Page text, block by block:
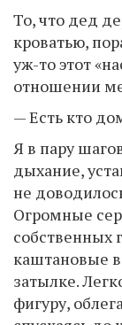
То, что дед
кроватью,
уж-то этот
отношении
— Есть кто
Я в пару
дыхание,
не
Огромные
собственных
каштановые
затылке.
фигуру,